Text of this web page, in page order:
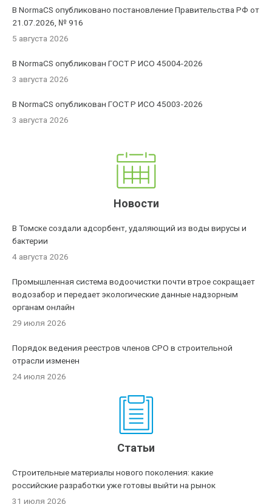
В NormaCS опубликовано постановление Правительства РФ от
21.07.2026, № 916
5 августа 2026
В NormaCS опубликован ГОСТ Р ИСО 45004-2026
3 августа 2026
В NormaCS опубликован ГОСТ Р ИСО 45003-2026
3 августа 2026
Новости
В Томске создали адсорбент, удаляющий из воды вирусы и
бактерии
4 августа 2026
Промышленная система водоочистки почти втрое сокращает
водозабор и передает экологические данные надзорным
органам онлайн
29 июля 2026
Порядок ведения реестров членов СРО в строительной
отрасли изменен
24 июля 2026
Статьи
Строительные материалы нового поколения: какие
российские разработки уже готовы выйти на рынок
31 июля 2026